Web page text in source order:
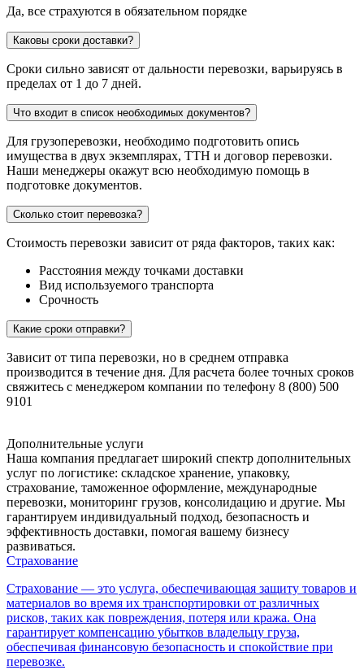
Да, все страхуются в обязательном порядке
Каковы сроки доставки?
Сроки сильно зависят от дальности перевозки, варьируясь в
пределах от 1 до 7 дней.
Что входит в список необходимых документов?
Для грузоперевозки, необходимо подготовить опись
имущества в двух экземплярах, ТТН и договор перевозки.
Наши менеджеры окажут всю необходимую помощь в
подготовке документов.
Сколько стоит перевозка?
Стоимость перевозки зависит от ряда факторов, таких как:
Расстояния между точками доставки
Вид используемого транспорта
Срочность
Какие сроки отправки?
Зависит от типа перевозки, но в среднем отправка
производится в течение дня. Для расчета более точных сроков
свяжитесь с менеджером компании по телефону 8 (800) 500
9101
Дополнительные услуги
Наша компания предлагает широкий спектр дополнительных
услуг по логистике: складское хранение, упаковку,
страхование, таможенное оформление, международные
перевозки, мониторинг грузов, консолидацию и другие. Мы
гарантируем индивидуальный подход, безопасность и
эффективность доставки, помогая вашему бизнесу
развиваться.
Страхование
Страхование — это услуга, обеспечивающая защиту товаров и
материалов во время их транспортировки от различных
рисков, таких как повреждения, потеря или кража. Она
гарантирует компенсацию убытков владельцу груза,
обеспечивая финансовую безопасность и спокойствие при
перевозке.